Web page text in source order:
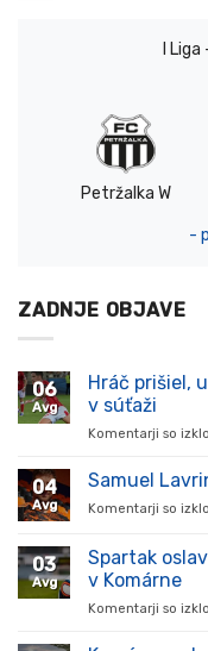
I
Petržalka W
-
ZADNJE OBJAVE
06
Avg
Hráč prišiel,
v súťaži
Komentarji so
04
Avg
Samuel
Komentarji so
03
Avg
Spartak
v Komárne
Komentarji so